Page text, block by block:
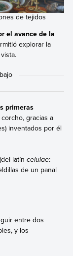
de tejidos
el avance de la
explorar la
primeras
gracias a
inventados por él
latín celulae:
de un panal
entre dos
y los